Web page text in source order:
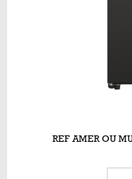
REF AMER OU